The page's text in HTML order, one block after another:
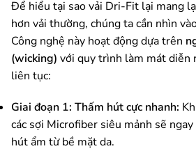
Để hiểu tại sao vải Dri-Fit lại mang
hơn vải thường, chúng ta cần nhìn
Công nghệ này hoạt động dựa trên
(wicking) với quy trình làm mát diễn
liên tục:
Giai đoạn 1: Thấm hút cực nhanh:
các sợi Microfiber siêu mảnh sẽ
hút ẩm từ bề mặt da.